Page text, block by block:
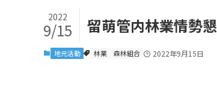
留萌管内林業情勢
2022
9/15
地元活動 林業 森林組合 2022年9月15日